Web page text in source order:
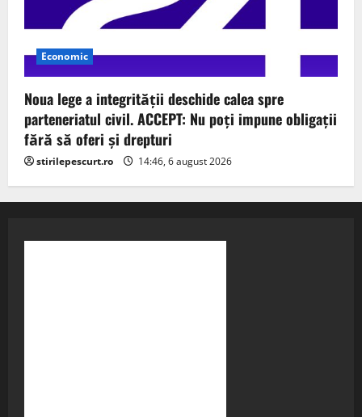
Economic
Noua lege a integrității deschide calea spre
parteneriatul civil. ACCEPT: Nu poți impune obligații
fără să oferi și drepturi
stirilepescurt.ro 14:46, 6 august 2026